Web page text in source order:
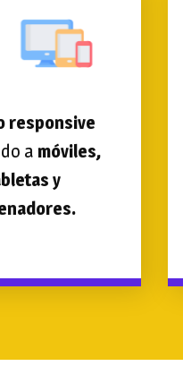
responsive
amóviles,
y